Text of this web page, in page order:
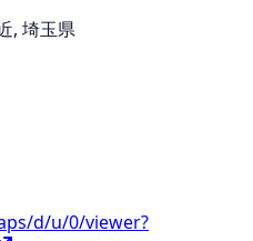
, 埼玉県
d/u/0/viewer?